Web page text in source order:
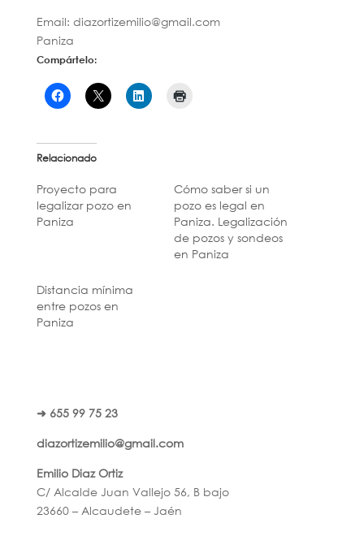
Email: diazortizemilio@gmail.com
Paniza
Compártelo:
Relacionado
Proyecto para
legalizar pozo en
Paniza
Cómo saber si un
pozo es legal en
Paniza. Legalización
de pozos y sondeos
en Paniza
Distancia mínima
entre pozos en
Paniza
➜ 655 99 75 23
diazortizemilio@gmail.com
Emilio Diaz Ortiz
C/ Alcalde Juan Vallejo 56, B bajo
23660 – Alcaudete – Jaén